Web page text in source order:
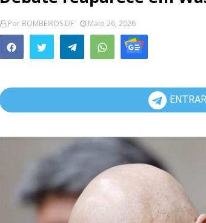
Por BOMBEIROS DF Maio 26, 2026